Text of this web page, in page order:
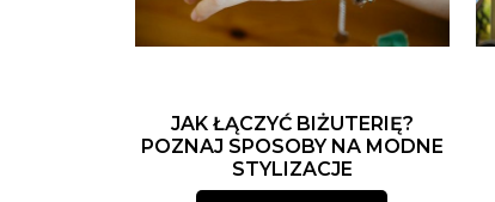
JAK ŁĄCZYĆ BIŻUTERIĘ?
POZNAJ SPOSOBY NA MODNE
STYLIZACJE